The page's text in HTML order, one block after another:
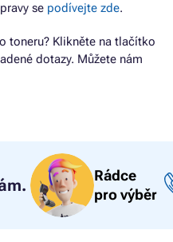
se podívejte zde.
toneru? Klikněte na tlačítko
dotazy. Můžete nám
Rádce
pro výběr